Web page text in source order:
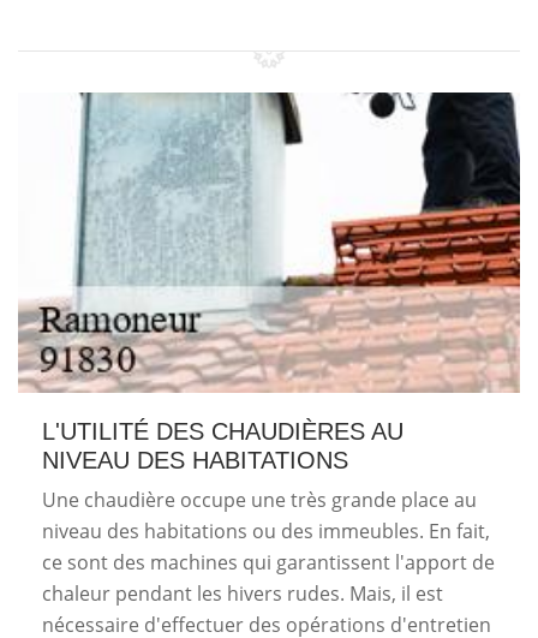
L'UTILITÉ DES CHAUDIÈRES AU
NIVEAU DES HABITATIONS
Une chaudière occupe une très grande place au
niveau des habitations ou des immeubles. En fait,
ce sont des machines qui garantissent l'apport de
chaleur pendant les hivers rudes. Mais, il est
nécessaire d'effectuer des opérations d'entretien